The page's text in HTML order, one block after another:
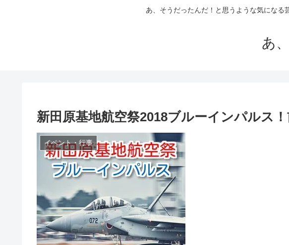
あ、そうだったんだ！と思うような気になる
あ
新田原基地航空祭2018ブルーインパルス
イベント・行事